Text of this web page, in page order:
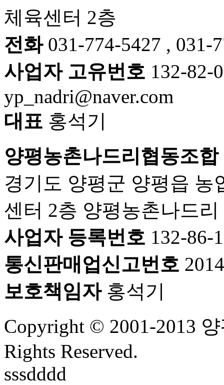
체육센터 2층
전화031-774-5427 , 031-
사업자 고유번호 132-82-
yp_nadri@naver.com
대표 홍석기
양평농촌나드리협동조합
경기도 양평군 양평읍 농
센터 2층 양평농촌나드리
사업자 등록번호 132-86-
통신판매업신고번호
보호책임자홍석기
Copyright © 2001-2013
Rights Reserved.
sssdddd